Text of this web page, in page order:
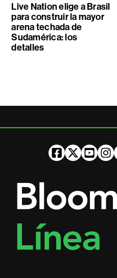
Live Nation elige a Brasil
para construir la mayor
arena techada de
Sudamérica: los
detalles